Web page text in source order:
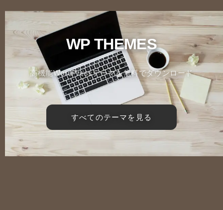
WP THEMES
高機能WordPressテーマを無料でダウンロード
すべてのテーマを見る